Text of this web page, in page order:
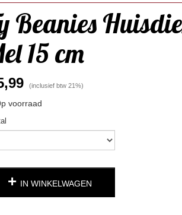
Beanies
15 cm
(inclusief btw 21%)
voorraad
IN WINKELWAGEN